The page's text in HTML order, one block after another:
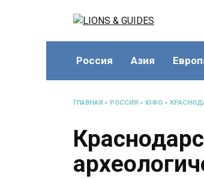
Россия Азия
ГЛАВНАЯ » РОССИЯ » ЮФО »